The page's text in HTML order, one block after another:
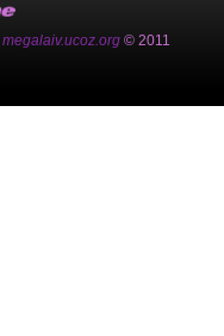
megalaiv.ucoz.org © 2011